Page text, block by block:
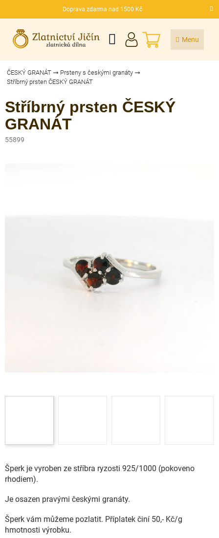
Doprava zdarma nad 1500 Kč
CZK
NÁKUPNÍ
KOŠÍK
ČESKÝ GRANÁT
Prsteny s českými granáty
Stříbrný prsten ČESKÝ GRANÁT
Stříbrný prsten ČESKÝ
GRANÁT
55899
Šperk je vyroben ze stříbra ryzosti 925/1000 (pokoveno
rhodiem).
Je osazen pravými českými granáty.
Šperk vám můžeme pozlatit. Příplatek činí 50,- Kč/g
hmotnosti výrobku.